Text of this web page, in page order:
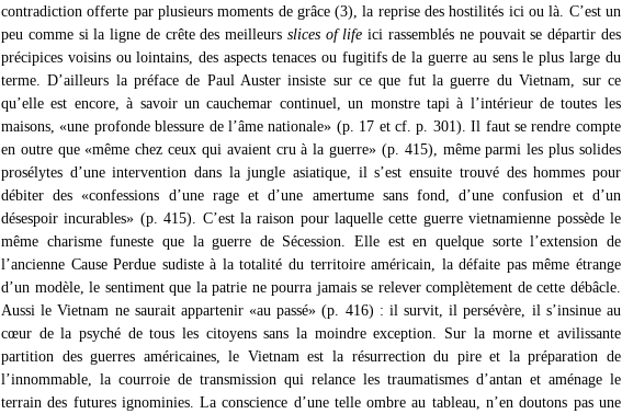
contradiction offerte par plusieurs moments de grâce (3), la reprise des hostilités ici ou là. C’est un
peu comme si la ligne de crête des meilleurs slices of life ici rassemblés ne pouvait se départir des
précipices voisins ou lointains, des aspects tenaces ou fugitifs de la guerre au sens le plus large du
terme. D’ailleurs la préface de Paul Auster insiste sur ce que fut la guerre du Vietnam, sur ce
qu’elle est encore, à savoir un cauchemar continuel, un monstre tapi à l’intérieur de toutes les
maisons, «une profonde blessure de l’âme nationale» (p. 17 et cf. p. 301). Il faut se rendre compte
en outre que «même chez ceux qui avaient cru à la guerre» (p. 415), même parmi les plus solides
prosélytes d’une intervention dans la jungle asiatique, il s’est ensuite trouvé des hommes pour
débiter des «confessions d’une rage et d’une amertume sans fond, d’une confusion et d’un
désespoir incurables» (p. 415). C’est la raison pour laquelle cette guerre vietnamienne possède le
même charisme funeste que la guerre de Sécession. Elle est en quelque sorte l’extension de
l’ancienne Cause Perdue sudiste à la totalité du territoire américain, la défaite pas même étrange
d’un modèle, le sentiment que la patrie ne pourra jamais se relever complètement de cette débâcle.
Aussi le Vietnam ne saurait appartenir «au passé» (p. 416) : il survit, il persévère, il s’insinue au
cœur de la psyché de tous les citoyens sans la moindre exception. Sur la morne et avilissante
partition des guerres américaines, le Vietnam est la résurrection du pire et la préparation de
l’innommable, la courroie de transmission qui relance les traumatismes d’antan et aménage le
terrain des futures ignominies. La conscience d’une telle ombre au tableau, n’en doutons pas une